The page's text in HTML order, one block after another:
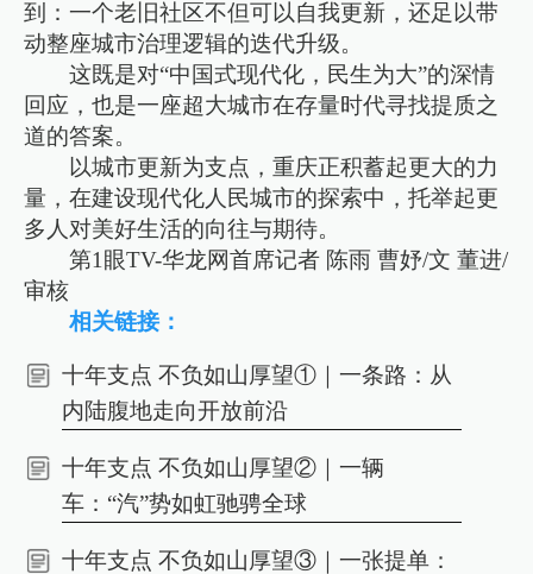
到：一个老旧社区不但可以自我更新，还足以带
动整座城市治理逻辑的迭代升级。
这既是对“中国式现代化，民生为大”的深情
回应，也是一座超大城市在存量时代寻找提质之
道的答案。
以城市更新为支点，重庆正积蓄起更大的力
量，在建设现代化人民城市的探索中，托举起更
多人对美好生活的向往与期待。
第1眼TV-华龙网首席记者 陈雨 曹妤/文 董进/
审核
相关链接：
十年支点 不负如山厚望①｜一条路：从
内陆腹地走向开放前沿
十年支点 不负如山厚望②｜一辆
车：“汽”势如虹驰骋全球
十年支点 不负如山厚望③｜一张提单：